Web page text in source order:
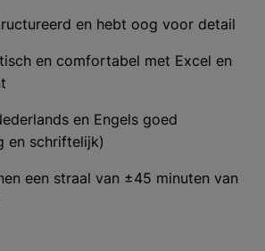
en hebt oog voor detail
en comfortabel met Excel en
en Engels goed
en schriftelijk)
een straal van ±45 minuten van